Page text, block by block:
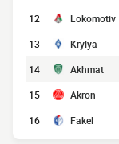
12 Lokomotiv
13 Krylya
14 Akhmat
15
Akron
16 Fakel